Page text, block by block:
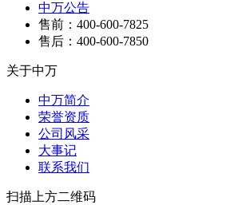
中万公告
售前：400-600-7825
售后：400-600-7850
关于中万
中万简介
荣誉资质
公司风采
大事记
联系我们
扫描上方二维码